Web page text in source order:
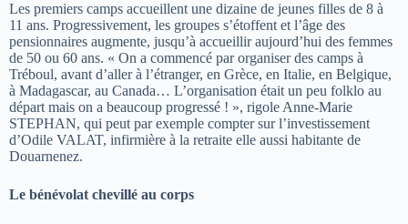
Les premiers camps accueillent une dizaine de jeunes filles de 8 à
11 ans. Progressivement, les groupes s’étoffent et l’âge des
pensionnaires augmente, jusqu’à accueillir aujourd’hui des femmes
de 50 ou 60 ans. « On a commencé par organiser des camps à
Tréboul, avant d’aller à l’étranger, en Grèce, en Italie, en Belgique,
à Madagascar, au Canada… L’organisation était un peu folklo au
départ mais on a beaucoup progressé ! », rigole Anne-Marie
STEPHAN, qui peut par exemple compter sur l’investissement
d’Odile VALAT, infirmière à la retraite elle aussi habitante de
Douarnenez.
Le bénévolat chevillé au corps